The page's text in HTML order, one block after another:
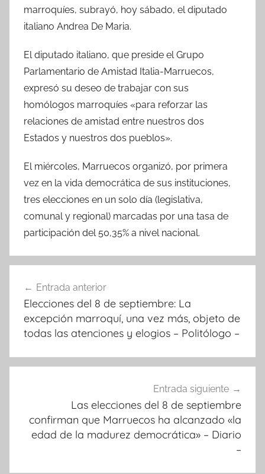
marroquíes, subrayó, hoy sábado, el diputado
italiano Andrea De Maria.
El diputado italiano, que preside el Grupo
Parlamentario de Amistad Italia-Marruecos,
expresó su deseo de trabajar con sus
homólogos marroquíes «para reforzar las
relaciones de amistad entre nuestros dos
Estados y nuestros dos pueblos».
El miércoles, Marruecos organizó, por primera
vez en la vida democrática de sus instituciones,
tres elecciones en un solo día (legislativa,
comunal y regional) marcadas por una tasa de
participación del 50,35% a nivel nacional.
de
entradas
Entrada anterior
Elecciones del 8 de septiembre: La
excepción marroquí, una vez más, objeto de
todas las atenciones y elogios – Politólogo –
Entrada siguiente
Las elecciones del 8 de septiembre
confirman que Marruecos ha alcanzado «la
edad de la madurez democrática» – Diario
–